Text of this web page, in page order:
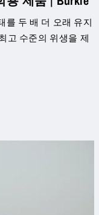
를 두 배 더 오래 유지
고 수준의 위생을 제